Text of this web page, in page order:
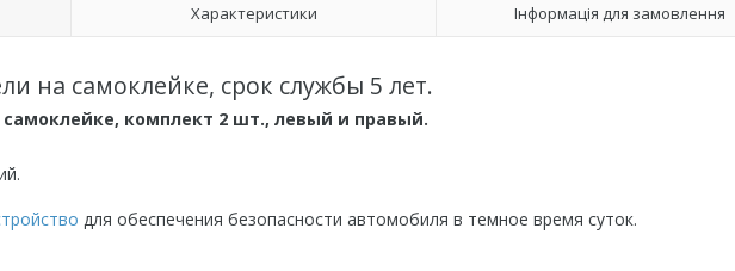
Характеристики Інформація для замовлення
на самоклейке, срок службы 5 лет.
комплект 2 шт., левый и правый.
для обеспечения безопасности автомобиля в темное время суток.